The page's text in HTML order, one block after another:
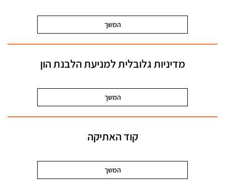
המשך
מדיניות גלובלית למניעת הלבנת הון
המשך
קוד האתיקה
המשך